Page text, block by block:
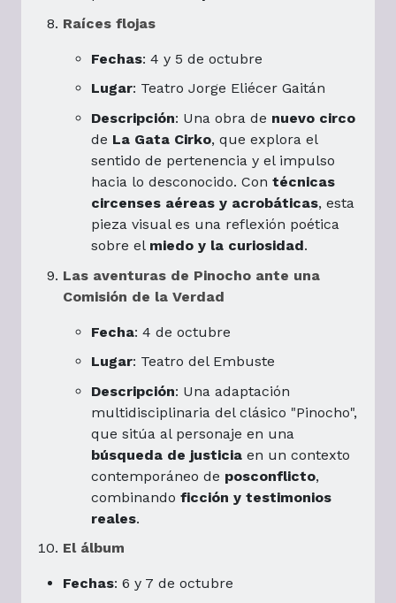
Raíces flojas
Fechas: 4 y 5 de octubre
Lugar: Teatro Jorge Eliécer Gaitán
Descripción: Una obra de nuevo circo
de La Gata Cirko, que explora el
sentido de pertenencia y el impulso
hacia lo desconocido. Con técnicas
circenses aéreas y acrobáticas, esta
pieza visual es una reflexión poética
sobre el miedo y la curiosidad.
Las aventuras de Pinocho ante una
Comisión de la Verdad
Fecha: 4 de octubre
Lugar: Teatro del Embuste
Descripción: Una adaptación
multidisciplinaria del clásico "Pinocho",
que sitúa al personaje en una
búsqueda de justicia en un contexto
contemporáneo de posconflicto,
combinando ficción y testimonios
reales.
El álbum
Fechas: 6 y 7 de octubre